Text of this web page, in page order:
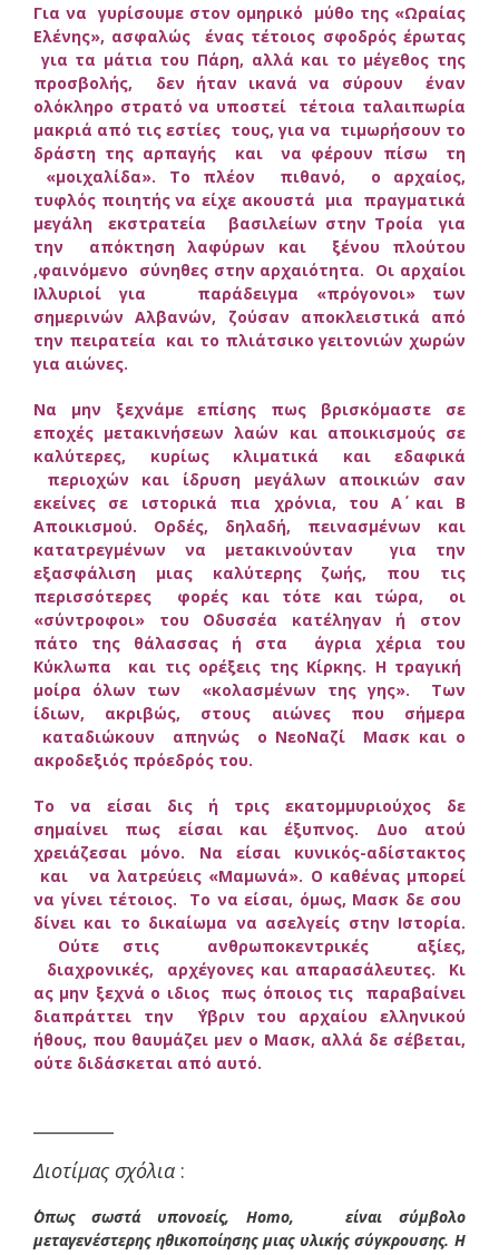
Για να γυρίσουμε στον ομηρικό μύθο της «Ωραίας
Ελένης», ασφαλώς ένας τέτοιος σφοδρός έρωτας
για τα μάτια του Πάρη, αλλά και το μέγεθος της
προσβολής, δεν ήταν ικανά να σύρουν έναν
ολόκληρο στρατό να υποστεί τέτοια ταλαιπωρία
μακριά από τις εστίες τους, για να τιμωρήσουν το
δράστη της αρπαγής και να φέρουν πίσω τη
«μοιχαλίδα». Το πλέον πιθανό, ο αρχαίος,
τυφλός ποιητής να είχε ακουστά μια πραγματικά
μεγάλη εκστρατεία βασιλείων στην Τροία για
την απόκτηση λαφύρων και ξένου πλούτου
,φαινόμενο σύνηθες στην αρχαιότητα. Οι αρχαίοι
Ιλλυριοί για παράδειγμα «πρόγονοι» των
σημερινών Αλβανών, ζούσαν αποκλειστικά από
την πειρατεία και το πλιάτσικο γειτονιών χωρών
για αιώνες.
Να μην ξεχνάμε επίσης πως βρισκόμαστε σε
εποχές μετακινήσεων λαών και αποικισμούς σε
καλύτερες, κυρίως κλιματικά και εδαφικά
περιοχών και ίδρυση μεγάλων αποικιών σαν
εκείνες σε ιστορικά πια χρόνια, του Α΄ και Β
Αποικισμού. Ορδές, δηλαδή, πεινασμένων και
κατατρεγμένων να μετακινούνταν για την
εξασφάλιση μιας καλύτερης ζωής, που τις
περισσότερες φορές και τότε και τώρα, οι
«σύντροφοι» του Οδυσσέα κατέληγαν ή στον
πάτο της θάλασσας ή στα άγρια χέρια του
Κύκλωπα και τις ορέξεις της Κίρκης. Η τραγική
μοίρα όλων των «κολασμένων της γης». Των
ίδιων, ακριβώς, στους αιώνες που σήμερα
καταδιώκουν απηνώς ο ΝεοΝαζί Μασκ και ο
ακροδεξιός πρόεδρός του.
Το να είσαι δις ή τρις εκατομμυριούχος δε
σημαίνει πως είσαι και έξυπνος. Δυο ατού
χρειάζεσαι μόνο. Να είσαι κυνικός-αδίστακτος
και να λατρεύεις «Μαμωνά». Ο καθένας μπορεί
να γίνει τέτοιος. Το να είσαι, όμως, Μασκ δε σου
δίνει και το δικαίωμα να ασελγείς στην Ιστορία.
Ούτε στις ανθρωποκεντρικές αξίες,
διαχρονικές, αρχέγονες και απαρασάλευτες. Κι
ας μην ξεχνά ο ιδιος πως όποιος τις παραβαίνει
διαπράττει την ΄Υβριν του αρχαίου ελληνικού
ήθους, που θαυμάζει μεν ο Μασκ, αλλά δε σέβεται,
ούτε διδάσκεται από αυτό.
Διοτίμας σχόλια :
΄Οπως σωστά υπονοείς, Homo, είναι σύμβολο
μεταγενέστερης ηθικοποίησης μιας υλικής σύγκρουσης. Η